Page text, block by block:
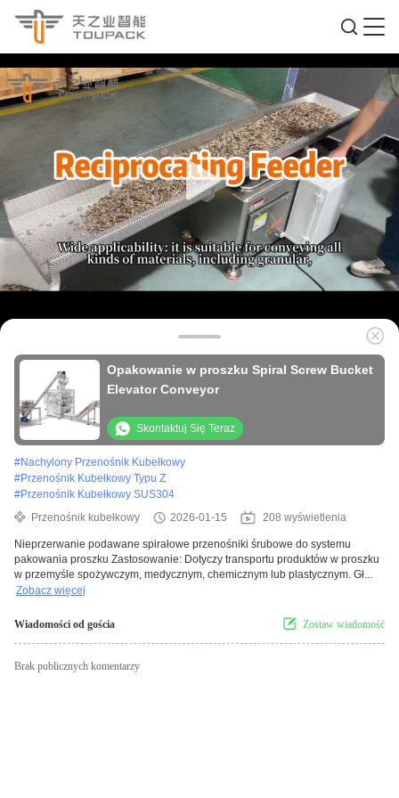
Opakowanie w proszku Spiral Screw Bucket
Elevator Conveyor
Skontaktuj Się Teraz
#Nachylony Przenośnik Kubełkowy
#Przenośnik Kubełkowy Typu Z
#Przenośnik Kubełkowy SUS304
Przenośnik kubełkowy
2026-01-15 208 wyświetlenia
Nieprzerwanie podawane spirałowe przenośniki śrubowe do systemu
pakowania proszku Zastosowanie: Dotyczy transportu produktów w proszku
w przemyśle spożywczym, medycznym, chemicznym lub plastycznym. Gł...
Zobacz więcej
Wiadomości od gościa Zostaw wiadomość
Brak publicznych komentarzy